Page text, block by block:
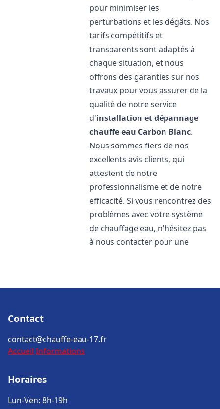
pour minimiser les
perturbations et les dégâts. Nos
tarifs compétitifs et
transparents sont adaptés à
chaque situation, et nous
offrons des garanties sur nos
travaux pour vous assurer de la
qualité de notre service
d'installation et dépannage
chauffe eau Carbon Blanc.
Nous sommes fiers de nos
excellents avis clients, qui
attestent de notre
professionnalisme et de notre
efficacité. Si vous rencontrez des
problèmes avec votre système
de chauffage eau, n'hésitez pas
à nous contacter pour une
Contact
contact@chauffe-eau-17.fr
Accueil Informations
Horaires
Lun-Ven: 8h-19h